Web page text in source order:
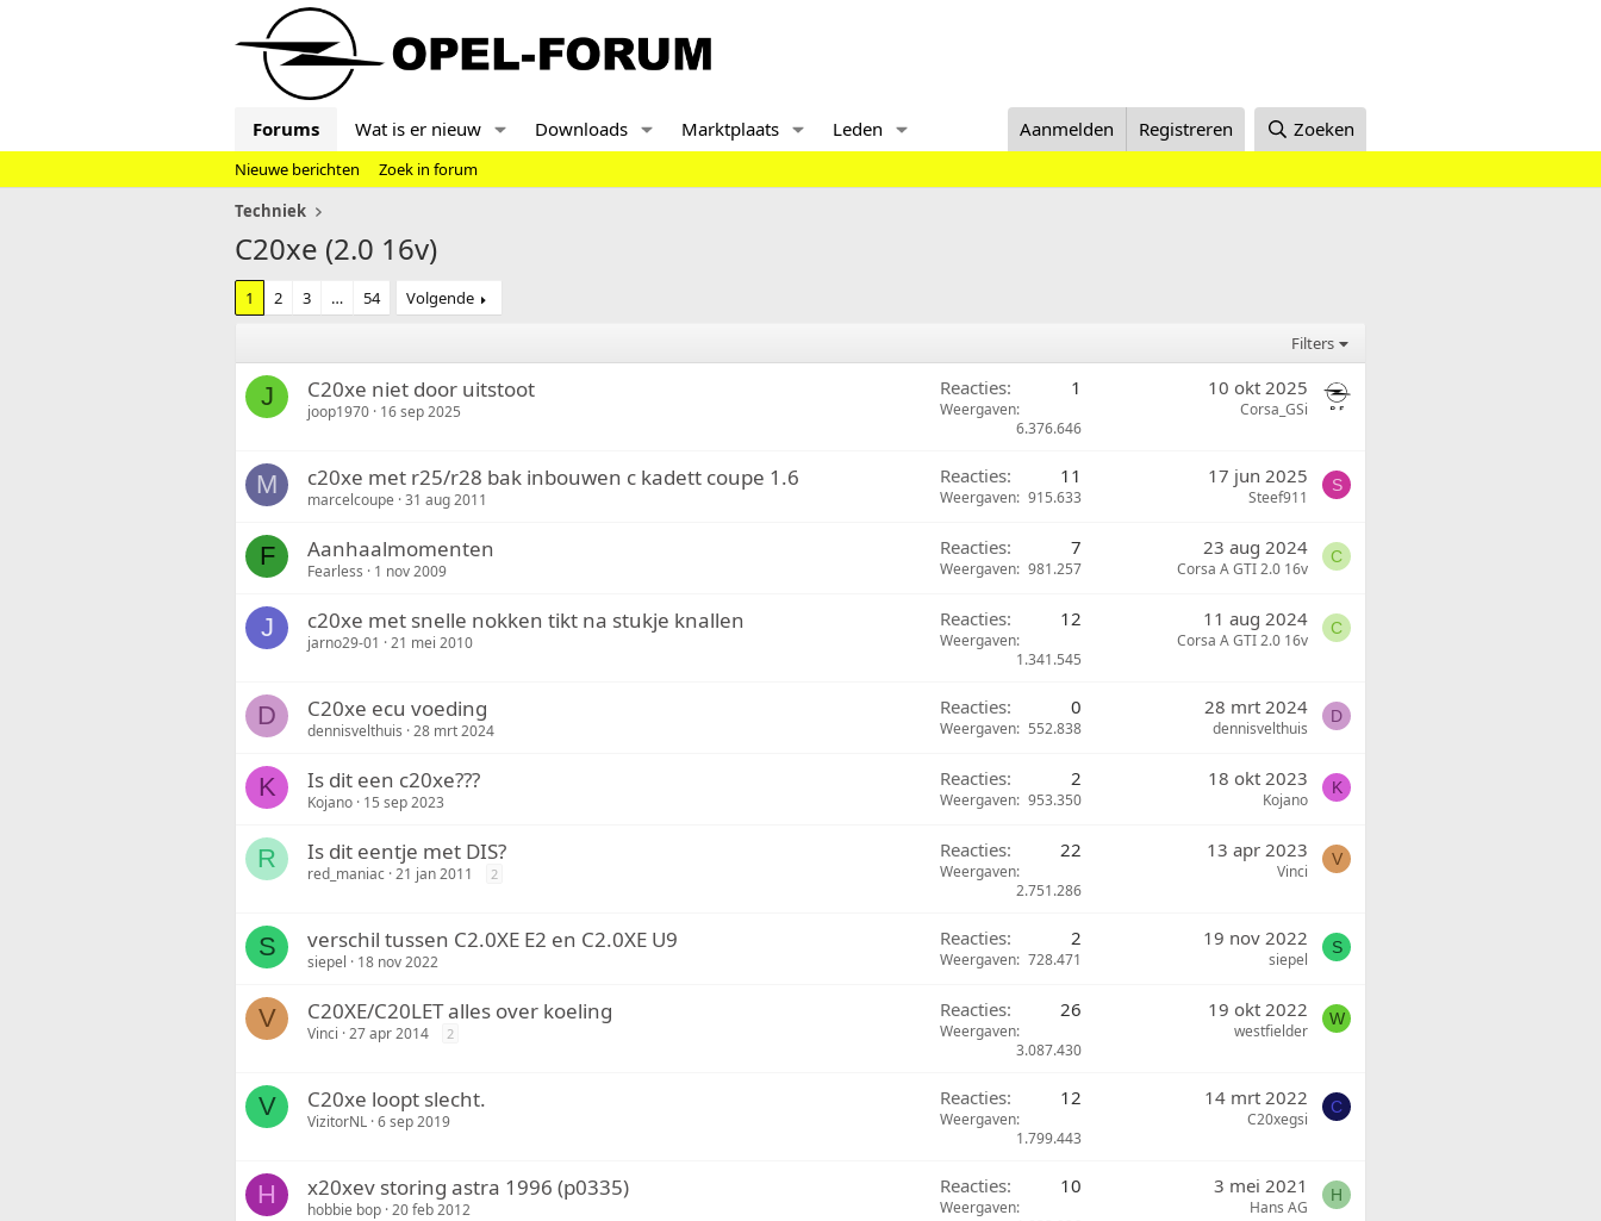
Forums Wat is er nieuw Downloads Marktplaats Leden Aanmelden Registreren Zoeken
Nieuwe berichten
Zoek in forum
Techniek
C20xe (2.0 16v)
1 2 3 … 54 Volgende
Filters
J C20xe niet door uitstoot
joop1970 16 sep 2025
Reacties 1
Weergaven
6.376.646
10 okt 2025
Corsa_GSi
M c20xe met r25/r28 bak inbouwen c kadett coupe 1.6
marcelcoupe 31 aug 2011
Reacties 11
Weergaven 915.633
17 jun 2025
Steef911
S
F Aanhaalmomenten
Fearless 1 nov 2009
Reacties 7
Weergaven 981.257
23 aug 2024
Corsa A GTI 2.0 16v
C
J c20xe met snelle nokken tikt na stukje knallen
jarno29-01 21 mei 2010
Reacties 12
Weergaven
1.341.545
11 aug 2024
Corsa A GTI 2.0 16v
C
D C20xe ecu voeding
dennisvelthuis 28 mrt 2024
Reacties 0
Weergaven 552.838
28 mrt 2024
dennisvelthuis
D
K Is dit een c20xe???
Kojano 15 sep 2023
Reacties 2
Weergaven 953.350
18 okt 2023
Kojano
K
R Is dit eentje met DIS?
red_maniac 21 jan 2011 2
Reacties 22
Weergaven
2.751.286
13 apr 2023
Vinci
V
S verschil tussen C2.0XE E2 en C2.0XE U9
siepel 18 nov 2022
Reacties 2
Weergaven 728.471
19 nov 2022
siepel
S
V C20XE/C20LET alles over koeling
Vinci 27 apr 2014 2
Reacties 26
Weergaven
3.087.430
19 okt 2022
westfielder
W
V C20xe loopt slecht.
VizitorNL 6 sep 2019
Reacties 12
Weergaven
1.799.443
14 mrt 2022
C20xegsi
C
H x20xev storing astra 1996 (p0335)
hobbie bop 20 feb 2012
Reacties 10
Weergaven
3 mei 2021
Hans AG
H